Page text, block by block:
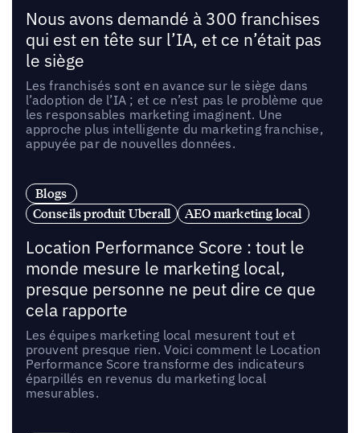
Nous avons demandé à 300 franchises
qui est en tête sur l’IA, et ce n’était pas
le siège
Les franchisés sont en avance sur le siège dans
l’adoption de l’IA ; et ce n’est pas le problème que
les responsables marketing imaginent. Une
approche plus intelligente du marketing franchise,
appuyée par de nouvelles données.
Blogs
Conseils produit Uberall
AEO marketing local
Location Performance Score : tout le
monde mesure le marketing local,
presque personne ne peut dire ce que
cela rapporte
Les équipes marketing local mesurent tout et
prouvent presque rien. Voici comment le Location
Performance Score transforme des indicateurs
éparpillés en revenus du marketing local
mesurables.